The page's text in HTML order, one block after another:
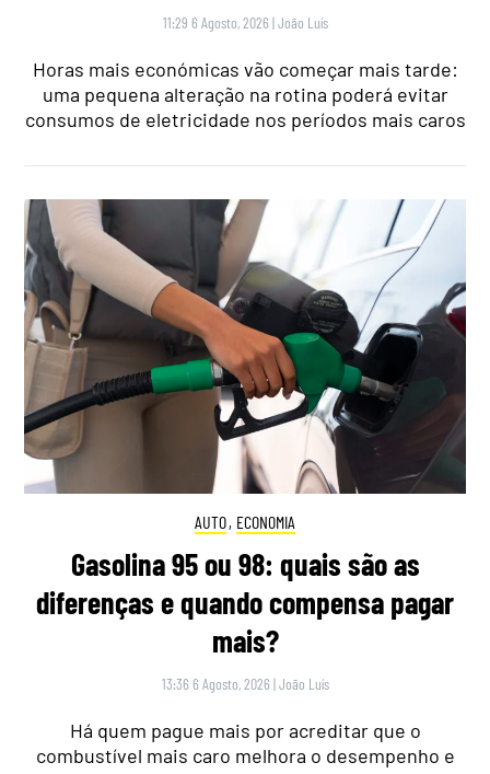
11:29 6 Agosto, 2026 |João Luís
Horas mais económicas vão começar mais tarde:
uma pequena alteração na rotina poderá evitar
consumos de eletricidade nos períodos mais caros
AUTO, ECONOMIA
Gasolina 95 ou 98: quais são as
diferenças e quando compensa pagar
mais?
13:36 6 Agosto, 2026 |João Luís
Há quem pague mais por acreditar que o
combustível mais caro melhora o desempenho e